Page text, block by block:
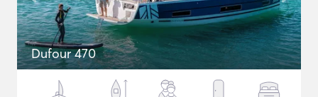
Dufour 470